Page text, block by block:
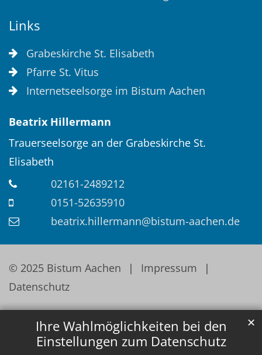
Ihre Wahlmöglichkeiten bei den
Einstellungen zum Datenschutz
✕
Links
Grabeskirche St. Elisabeth
Pfarre St. Vitus
Internetseelsorge im Bistum Aachen
Beatrix Hillermann
Trauerseelsorge an der Grabeskirche St.
Elisabeth
02161-2489212
0151-52635910
beatrix.hillermann@bistum-aachen.de
© 2025 Bistum Aachen
Impressum
Datenschutz